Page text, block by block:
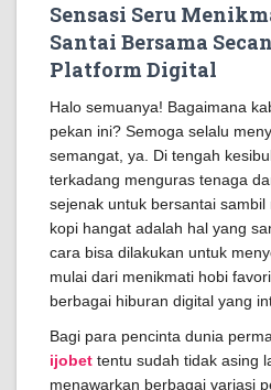
Sensasi Seru
Santai Bersama
Platform Digital
Halo semuanya! Bagaimana
pekan ini? Semoga selalu
semangat, ya. Di tengah
terkadang menguras tenaga
sejenak untuk bersantai
kopi hangat adalah hal yang
cara bisa dilakukan untuk
mulai dari menikmati hobi
berbagai hiburan digital yang
Bagi para pencinta dunia
ijobet tentu sudah tidak asing
menawarkan berbagai variasi